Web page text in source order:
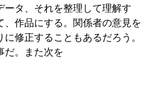
ータ、それを整理して理解す
、作品にする。関係者の意見を
修正することもあるだろう。
だ。また次を